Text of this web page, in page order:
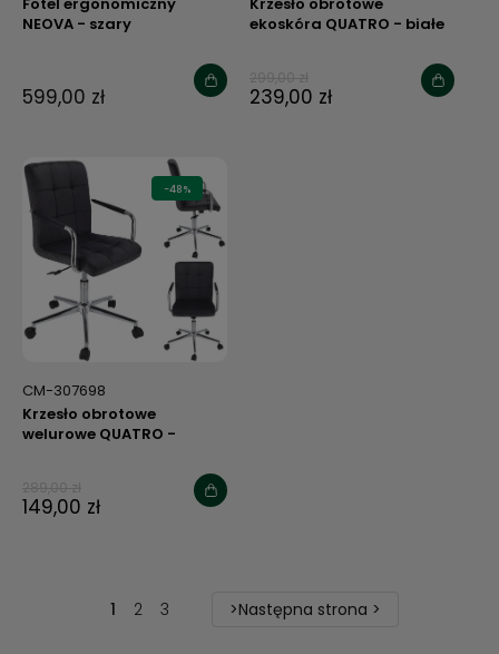
NEOVA - szary
599,00 zł
ekoskóra QUATRO - białe
239,00 zł
CM-307698
Krzesło obrotowe
welurowe QUATRO -
149,00 zł
-48%
1 2 3 >Następna strona >